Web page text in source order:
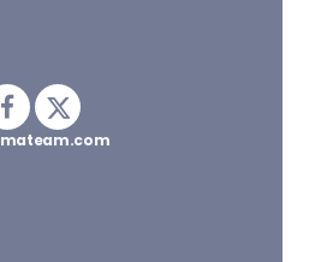
mateam.com